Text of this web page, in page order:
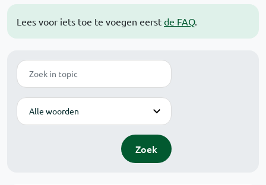
Lees voor iets toe te voegen eerst de FAQ.
Zoek
Modus
Zoek